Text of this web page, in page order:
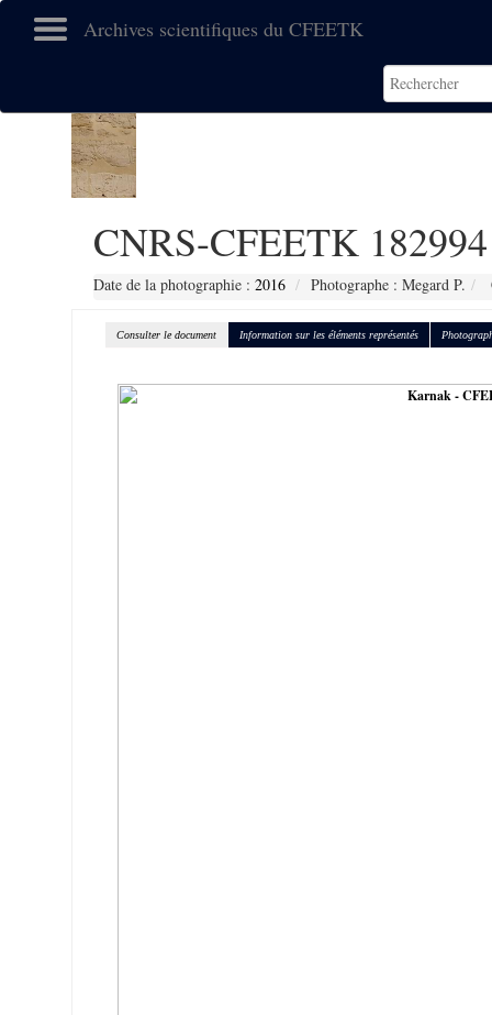
Archives scientifiques du CFEETK
CNRS-CFEETK 182994
Date de la photographie : 2016 Photographe : Megard P.
Consulter le document Information sur les éléments représentés